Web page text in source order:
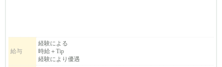
⚫︎お花屋さんで働きたい！
⚫︎お子さんが学校に通っている時間を有効活用したい！
⚫︎デザインやアートに興味がある
給与
経験による
時給＋Tip
経験により優遇